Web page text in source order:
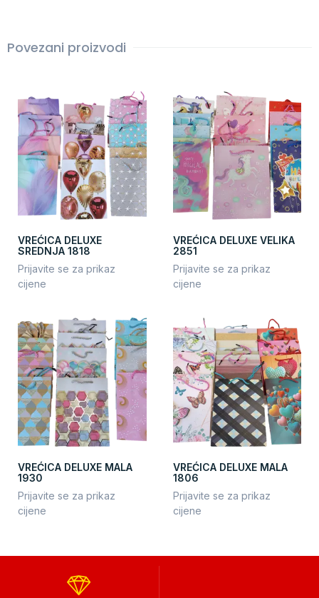
Povezani proizvodi
VREĆICA DELUXE
SREDNJA 1818
Prijavite se za prikaz
cijene
VREĆICA DELUXE VELIKA
2851
Prijavite se za prikaz
cijene
VREĆICA DELUXE MALA
1930
Prijavite se za prikaz
cijene
VREĆICA DELUXE MALA
1806
Prijavite se za prikaz
cijene